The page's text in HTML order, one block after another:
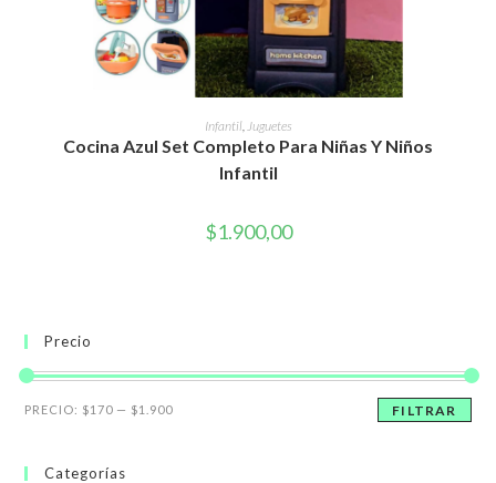
AÑADIR AL CARRITO
Infantil, Juguetes
Cocina Azul Set Completo Para Niñas Y Niños
Infantil
$1.900,00
Precio
Precio
Precio
FILTRAR
PRECIO: $170 — $1.900
Categorías